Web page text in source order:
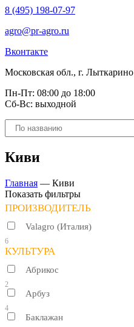
8 (495) 198-07-97
agro@pr-agro.ru
Вконтакте
Московская обл., г. Лыткарино
Пн-Пт: 08:00 до 18:00
Сб-Вс: выходной
Поиск
товаров
Киви
Главная — Киви
Показать фильтры
ПРОИЗВОДИТЕЛЬ
Valagro (Италия)
6
КУЛЬТУРА
Абрикос
2
Арбуз
4
Баклажан